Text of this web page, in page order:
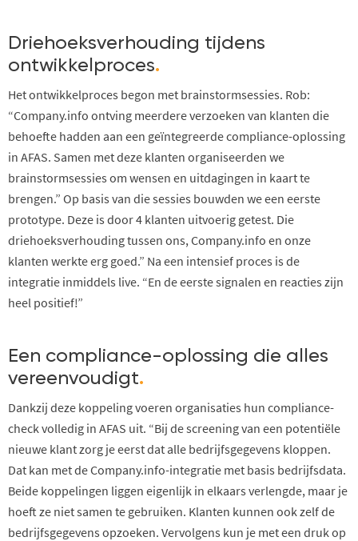
Driehoeksverhouding tijdens
ontwikkelproces.
Het ontwikkelproces begon met brainstormsessies. Rob:
“Company.info ontving meerdere verzoeken van klanten die
behoefte hadden aan een geïntegreerde compliance-oplossing
in AFAS. Samen met deze klanten organiseerden we
brainstormsessies om wensen en uitdagingen in kaart te
brengen.” Op basis van die sessies bouwden we een eerste
prototype. Deze is door 4 klanten uitvoerig getest. Die
driehoeksverhouding tussen ons, Company.info en onze
klanten werkte erg goed.” Na een intensief proces is de
integratie inmiddels live. “En de eerste signalen en reacties zijn
heel positief!”
Een compliance-oplossing die alles
vereenvoudigt.
Dankzij deze koppeling voeren organisaties hun compliance-
check volledig in AFAS uit. “Bij de screening van een potentiële
nieuwe klant zorg je eerst dat alle bedrijfsgegevens kloppen.
Dat kan met de Company.info-integratie met basis bedrijfsdata.
Beide koppelingen liggen eigenlijk in elkaars verlengde, maar je
hoeft ze niet samen te gebruiken. Klanten kunnen ook zelf de
bedrijfsgegevens opzoeken. Vervolgens kun je met een druk op